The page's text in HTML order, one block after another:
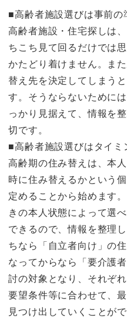
■高齢者施設選びは事前の
高齢者施設・住宅探しは
ちこち見て回るだけでは
かたどり着けません。ま
替え先を決定してしまう
す。そうならないために
っかり見据えて、情報を
切です。
■高齢者施設選びはタイミ
高齢期の住み替えは、本
時に住み替えるかという
定めることから始めます
きの本人状態によって選
できるので、情報を整理
ちなら「自立者向け」の
なってからなら「要介護
討の対象となり、それぞ
要望条件等に合わせて、
見つけ出していくことがで